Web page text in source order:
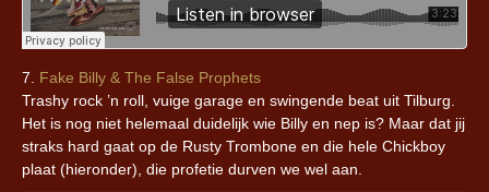
7. Fake Billy & The False Prophets
Trashy rock ’n roll, vuige garage en swingende beat uit Tilburg.
Het is nog niet helemaal duidelijk wie Billy en nep is? Maar dat jij
straks hard gaat op de Rusty Trombone en die hele Chickboy
plaat (hieronder), die profetie durven we wel aan.